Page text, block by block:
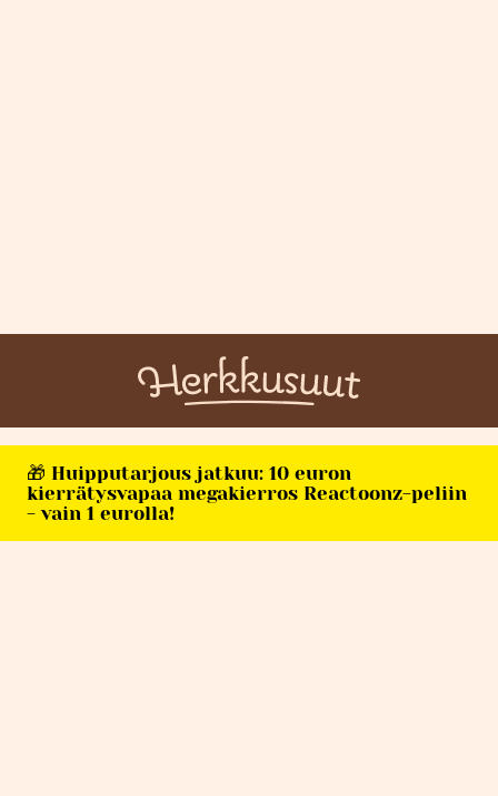
🎁 Huipputarjous jatkuu: 10 euron
kierrätysvapaa megakierros Reactoonz-peliin
- vain 1 eurolla!